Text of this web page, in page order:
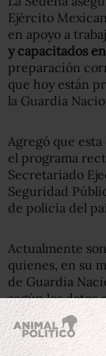
Ejército
en apoyo a
y capacitados
preparación
que hoy están
la Guardia
Agregó que
el programa
Secretariado
Seguridad
de policía del
Actualmente
quienes, en su
de Guardia
según los datos
que,
proporcionar
capacitación.